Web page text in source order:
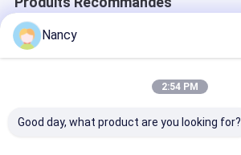
Nancy
2:54 PM
Good day, what product are you looking for?